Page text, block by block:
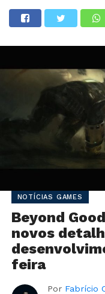
NOTÍCIAS GAMES
Beyond
novos
feira
Por Fabrício